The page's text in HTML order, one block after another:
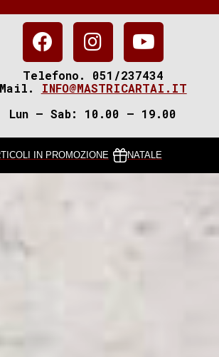
Telefono. 051/237434
Mail.
INFO@MASTRICARTAI.IT
Lun – Sab: 10.00 – 19.00
IN PROMOZIONE NATALE